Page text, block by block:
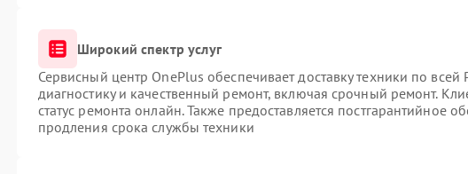
Широкий спектр услуг
Сервисный центр OnePlus обеспечивает доставку техники по всей
диагностику и качественный ремонт, включая срочный ремонт.
статус ремонта онлайн. Также предоставляется постгарантийное
продления срока службы техники